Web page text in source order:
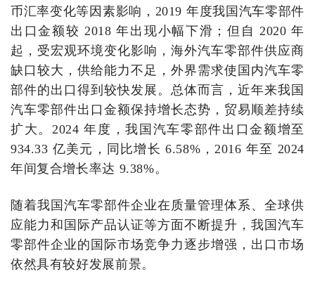
币汇率变化等因素影响，2019 年度我国汽车零部件
出口金额较 2018 年出现小幅下滑；但自 2020 年
起，受宏观环境变化影响，海外汽车零部件供应商
缺口较大，供给能力不足，外界需求使国内汽车零
部件的出口得到较快发展。总体而言，近年来我国
汽车零部件出口金额保持增长态势，贸易顺差持续
扩大。2024 年度，我国汽车零部件出口金额增至
934.33 亿美元，同比增长 6.58%，2016 年至 2024
年间复合增长率达 9.38%。
随着我国汽车零部件企业在质量管理体系、全球供
应能力和国际产品认证等方面不断提升，我国汽车
零部件企业的国际市场竞争力逐步增强，出口市场
依然具有较好发展前景。